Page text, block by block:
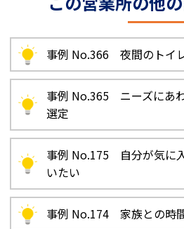
事例 No.366 夜間のトイ
事例 No.365 ニーズにあ
選定
事例 No.175 自分が気に
いたい
事例 No.174 家族との時